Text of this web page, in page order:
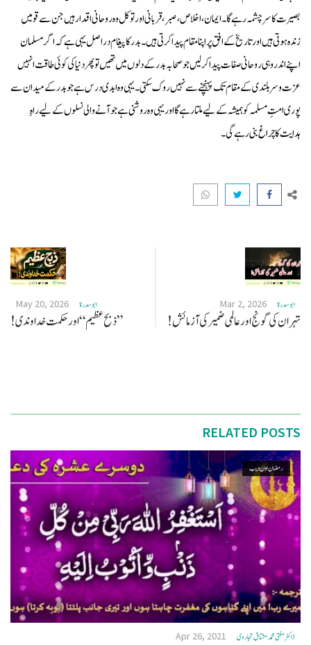
بصیرت کا سر چشمہ رہے گا۔ ایمان، اخلاص، صبر، قربانی اور توکل وہ روحانی اقدار ہیں جن سے قومیں
زندہ ہوتی ہیں اور تاریخ کے افق پر اپنا مقام پیدا کرتی ہیں۔ بدر کا پیغام دراصل یہی ہے کہ اگر مسلمان
اپنے اندر وہی روحانی صفات پیدا کر لیں جو صحابہ بدر کے دلوں میں تھیں تو پھر دنیا کی کوئی طاقت انہیں
عزت و سربلندی کے مقام تک پہنچنے سے نہیں روک سکتی۔ یہی وہ ابدی درس ہے جو بدر کے میدان سے
پوری امتِ مسلمہ کو ہمیشہ کے لیے ملتا رہے گا اور یہی وہ روشنی ہے جو آنے والی نسلوں کے لیے راہِ
ہدایت کا چراغ بنی رہے گی۔
ابو سدرة Mar 2, 2026
تہران کی گونج اور عالمی ضمیر کی آزمائش!
ابو سدرة May 20, 2026
”ذبح عظیم“اور حکمت خداوندی!
RELATED POSTS
رمضان اون ويب
ڈاکٹر مفتی محمد مشتاق تجاروی Apr 26, 2021